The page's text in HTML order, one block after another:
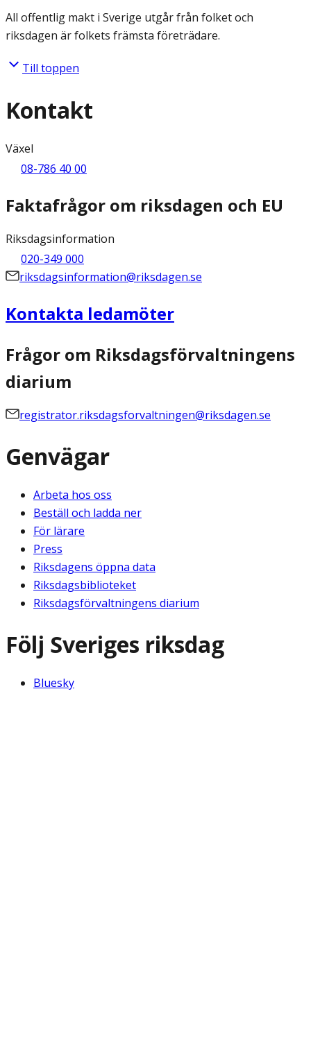
All offentlig makt i Sverige utgår från folket och
riksdagen är folkets främsta företrädare.
Till toppen
Kontakt
Växel
08-786 40 00
Faktafrågor om riksdagen och EU
Riksdagsinformation
020-349 000
riksdagsinformation@riksdagen.se
Kontakta ledamöter
Frågor om Riksdagsförvaltningens
diarium
registrator.riksdagsforvaltningen@riksdagen.se
Genvägar
Arbeta hos oss
Beställ och ladda ner
För lärare
Press
Riksdagens öppna data
Riksdagsbiblioteket
Riksdagsförvaltningens diarium
Följ Sveriges riksdag
Bluesky